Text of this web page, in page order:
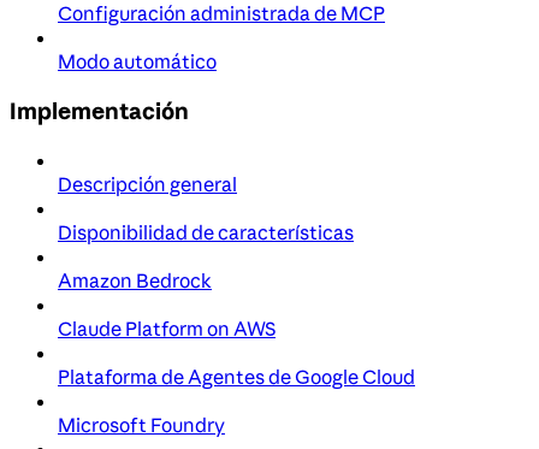
Configuración administrada de MCP
Modo automático
Implementación
Descripción general
Disponibilidad de características
Amazon Bedrock
Claude Platform on AWS
Plataforma de Agentes de Google Cloud
Microsoft Foundry